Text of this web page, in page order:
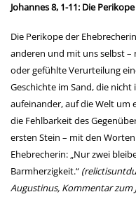
Johannes 8, 1-11: Die
Die Perikope der
anderen und mit uns selbst –
oder gefühlte Verurteilung
Geschichte im Sand, die
aufeinander, auf die Welt um
die Fehlbarkeit des
ersten Stein – mit den
Ehebrecherin: „Nur zwei
Barmherzigkeit.“
Augustinus, Kommentar zum